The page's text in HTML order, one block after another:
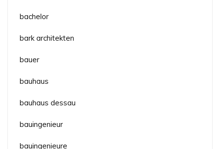
bachelor
bark architekten
bauer
bauhaus
bauhaus dessau
bauingenieur
bauingenieure